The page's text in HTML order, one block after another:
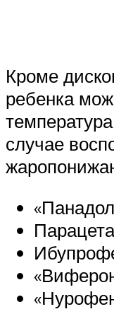
Кроме
ребенка
случае